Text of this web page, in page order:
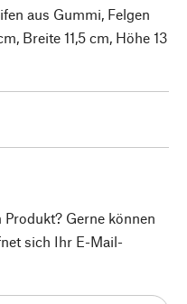
aus Gummi, Felgen
Breite 11,5 cm, Höhe 13
Gerne können
sich Ihr E-Mail-